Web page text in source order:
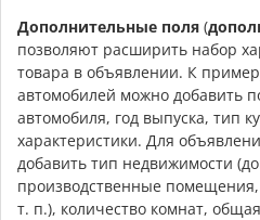
Дополнительные поля (
позволяют расширить набор
товара в объявлении. К
автомобилей можно добавить
автомобиля, год выпуска, тип
характеристики. Для
добавить тип недвижимости
производственные
т. п.), количество комнат,